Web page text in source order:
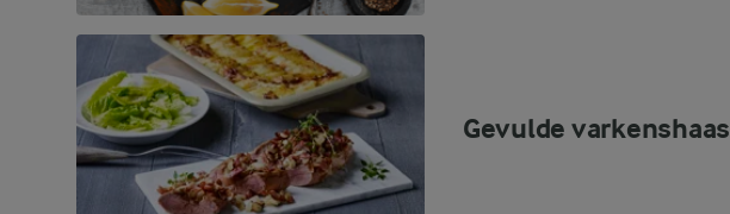
Gevulde varkenshaas